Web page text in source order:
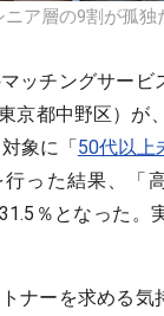
ア層の9割が孤独
ッチングサービ
京都中野区）が
象に「50代以上
行った結果、「
％となった。
ナーを求める気